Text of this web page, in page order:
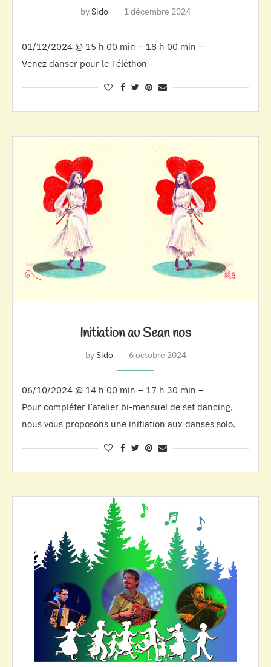
bySido 1 décembre 2024
01/12/2024 @ 15 h 00 min – 18 h 00 min –
Venez danser pour le Téléthon
Initiation au Sean nos
bySido 6 octobre 2024
06/10/2024 @ 14 h 00 min – 17 h 30 min –
Pour compléter l’atelier bi-mensuel de set dancing,
nous vous proposons une initiation aux danses solo.